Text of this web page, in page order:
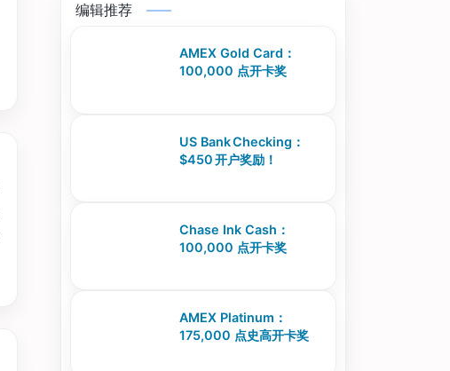
编辑推荐
AMEX Gold Card：
100,000 点开卡奖
US Bank Checking：
$450 开户奖励！
Chase Ink Cash：
100,000 点开卡奖
AMEX Platinum：
175,000 点史高开卡奖